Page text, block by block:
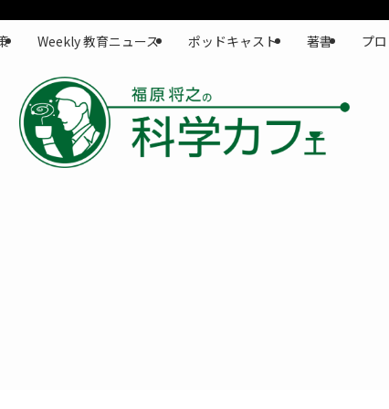
Weekly 教育ニュース ポッドキャスト 著書 プ